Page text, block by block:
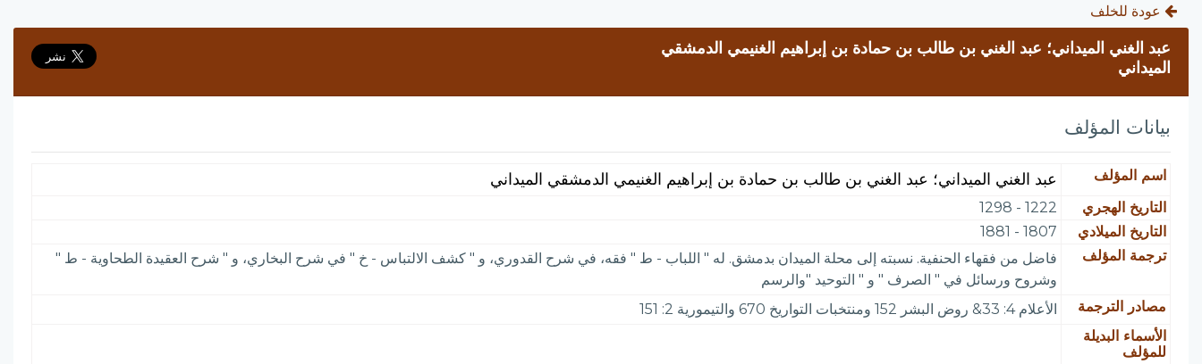
عودة للخلف
عبد الغني الميداني؛ عبد الغني بن طالب بن حمادة بن إبراهيم الغنيمي الدمشقي
الميداني
بيانات المؤلف
اسم المؤلف عبد الغني الميداني؛ عبد الغني بن طالب بن حمادة بن إبراهيم الغنيمي الدمشقي الميداني
التاريخ الهجري
1222 - 1298
التاريخ الميلادي
1807 - 1881
ترجمة المؤلف
فاضل من فقهاء الحنفية. نسبته إلى محلة الميدان بدمشق. له " اللباب - ط " فقه، في شرح القدوري، و " كشف الالتباس - خ " في شرح البخاري، و " شرح العقيدة الطحاوية - ط "
وشروح ورسائل في " الصرف " و " التوحيد "والرسم
مصادر الترجمة
الأعلام 4: 33& روض البشر 152 ومنتخبات التواريخ 670 والتيمورية 2: 151
الأسماء البديلة
للمؤلف